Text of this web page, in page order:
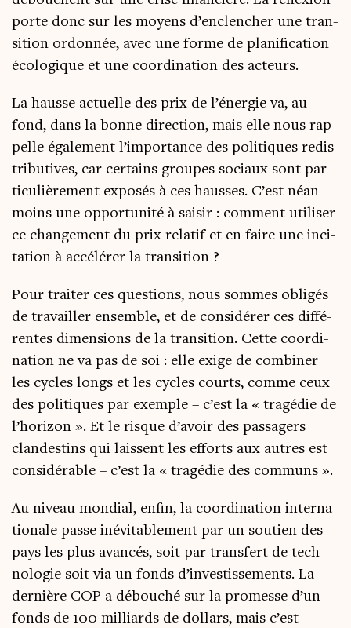
porte donc sur les moyens d’enclencher une tran­
si­tion ordon­née, avec une forme de pla­ni­fi­ca­tion
éco­lo­gique et une coor­di­na­tion des acteurs.
La hausse actuelle des prix de l’énergie va, au
fond, dans la bonne direc­tion, mais elle nous rap­
pelle éga­le­ment l’importance des poli­tiques redis­
tri­bu­tives, car cer­tains groupes sociaux sont par­
ti­cu­liè­re­ment expo­sés à ces hausses. C’est néan­
moins une oppor­tu­ni­té à sai­sir : com­ment uti­li­ser
ce chan­ge­ment du prix rela­tif et en faire une inci­
ta­tion à accé­lé­rer la transition ?
Pour trai­ter ces ques­tions, nous sommes obli­gés
de tra­vailler ensemble, et de consi­dé­rer ces dif­fé­
rentes dimen­sions de la tran­si­tion. Cette coor­di­
na­tion ne va pas de soi : elle exige de com­bi­ner
les cycles longs et les cycles courts, comme ceux
des poli­tiques par exemple – c’est la « tra­gé­die de
l’horizon ». Et le risque d’avoir des pas­sa­gers
clan­des­tins qui laissent les efforts aux autres est
consi­dé­rable – c’est la « tra­gé­die des communs ».
Au niveau mon­dial, enfin, la coor­di­na­tion inter­na­
tio­nale passe inévi­ta­ble­ment par un sou­tien des
pays les plus avan­cés, soit par trans­fert de tech­
no­lo­gie soit via un fonds d’investissements. La
der­nière COP a débou­ché sur la pro­messe d’un
fonds de 100 mil­liards de dol­lars, mais c’est